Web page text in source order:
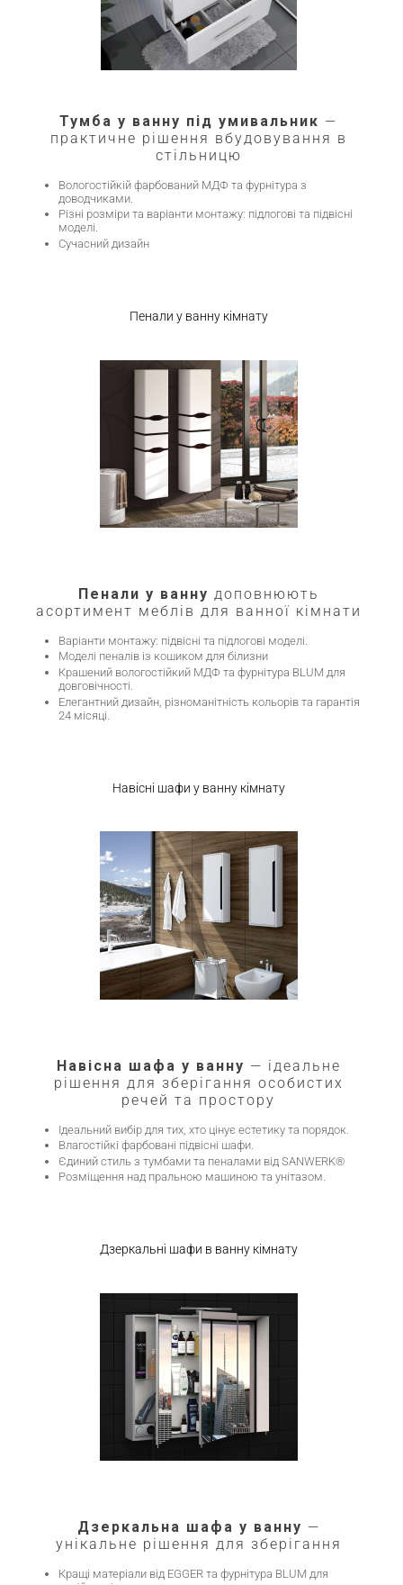
Тумба у ванну під умивальник —
практичне рішення вбудовування в
стільницю
Вологостійкій фарбований МДФ та фурнітура з
доводчиками.
Різні розміри та варіанти монтажу: підлогові та підвісні
моделі.
Сучасний дизайн
Пенали у ванну кімнату
Пенали у ванну доповнюють
асортимент меблів для ванної кімнати
Варіанти монтажу: підвісні та підлогові моделі.
Моделі пеналів із кошиком для білизни
Крашений вологостійкий МДФ та фурнітура BLUM для
довговічності.
Елегантний дизайн, різноманітність кольорів та гарантія
24 місяці.
Навісні шафи у ванну кімнату
Навісна шафа у ванну — ідеальне
рішення для зберігання особистих
речей та простору
Ідеальний вибір для тих, хто цінує естетику та порядок.
Влагостійкі фарбовані підвісні шафи.
Єдиний стиль з тумбами та пеналами від SANWERK®
Розміщення над пральною машиною та унітазом.
Дзеркальні шафи в ванну кімнату
Дзеркальна шафа у ванну —
унікальне рішення для зберігання
Кращі матеріали від EGGER та фурнітура BLUM для